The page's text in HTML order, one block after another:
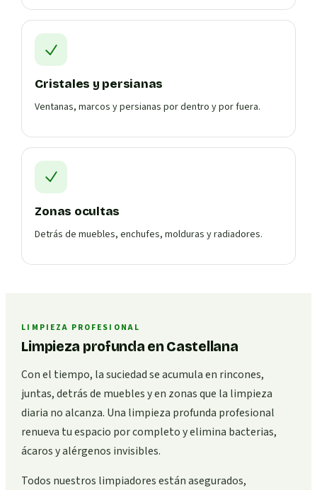
Cristales y persianas
Ventanas, marcos y persianas por dentro y por fuera.
Zonas ocultas
Detrás de muebles, enchufes, molduras y radiadores.
LIMPIEZA PROFESIONAL
Limpieza profunda en Castellana
Con el tiempo, la suciedad se acumula en rincones,
juntas, detrás de muebles y en zonas que la limpieza
diaria no alcanza. Una limpieza profunda profesional
renueva tu espacio por completo y elimina bacterias,
ácaros y alérgenos invisibles.
Todos nuestros limpiadores están asegurados,